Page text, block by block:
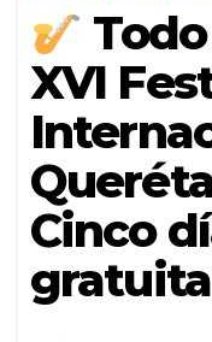
XVI
Cinco
gratuita